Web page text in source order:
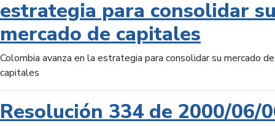
estrategia para consolidar
mercado de capitales
Colombia avanza en la estrategia para consolidar su mercado de
capitales
Resolución 334 de 2000/06/